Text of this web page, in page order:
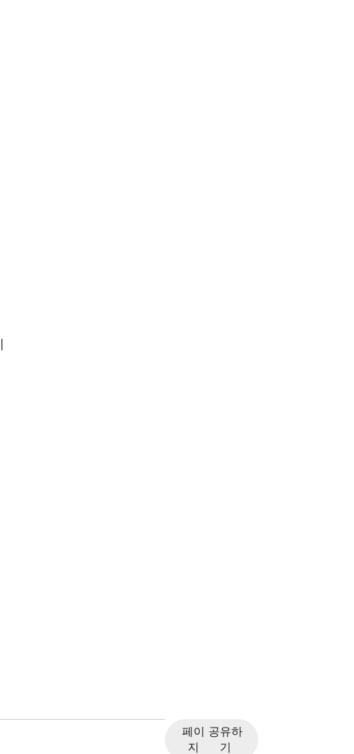
페이
지
공유하
기